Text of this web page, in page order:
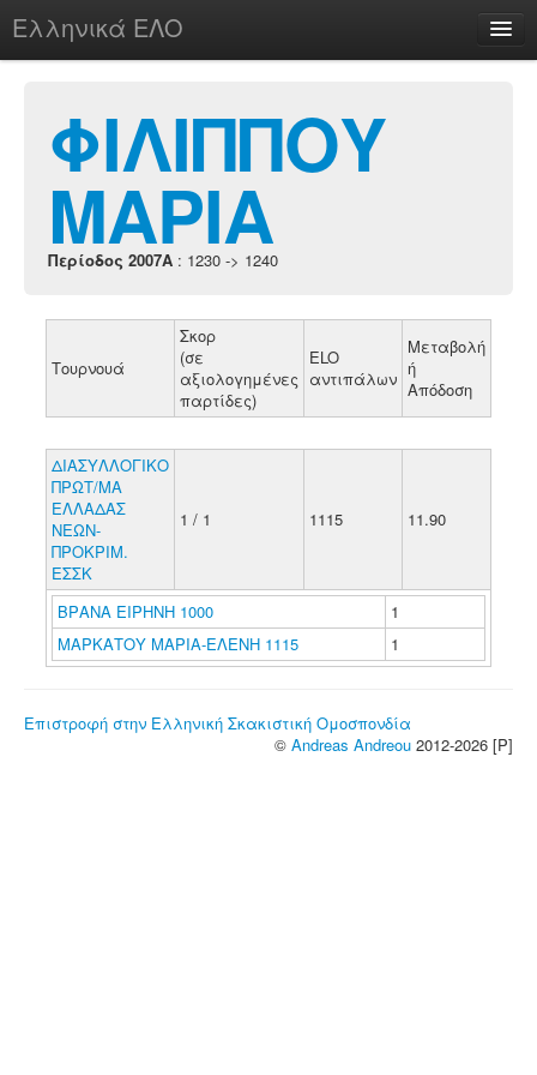
Ελληνικά ΕΛΟ
chesstu.be @ discord
Login
ΦΙΛΙΠΠΟΥ
ΜΑΡΙΑ
Περίοδος 2007A : 1230 -> 1240
Τουρνουά
Σκορ
(σε
αξιολογημένες
παρτίδες)
ELO
αντιπάλων
Μεταβολή
ή
Απόδοση
ΔΙΑΣΥΛΛΟΓΙΚΟ
ΠΡΩΤ/ΜΑ
ΕΛΛΑΔΑΣ
ΝΕΩΝ-
ΠΡΟΚΡΙΜ.
ΕΣΣΚ
1 / 1 1115 11.90
ΒΡΑΝΑ ΕΙΡΗΝΗ 1000
1
ΜΑΡΚΑΤΟΥ ΜΑΡΙΑ-ΕΛΕΝΗ 1115
1
Επιστροφή στην Ελληνική Σκακιστική Ομοσπονδία
© Andreas Andreou 2012-2026 [P]